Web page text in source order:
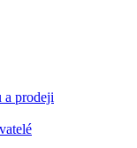
a prodeji